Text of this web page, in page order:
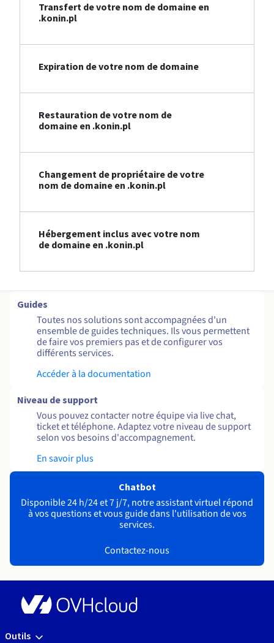
Transfert de votre nom de domaine en
.konin.pl
Expiration de votre nom de domaine
Restauration de votre nom de
domaine en .konin.pl
Changement de propriétaire de votre
nom de domaine en .konin.pl
Hébergement inclus avec votre nom
de domaine en .konin.pl
Guides
Toutes nos solutions sont accompagnées d'un
ensemble de guides techniques. Ils vous permettent
de faire vos premiers pas et de configurer vos
différents services.
Accéder à la documentation
Niveau de support
Vous pouvez contacter notre équipe via live chat,
ticket et téléphone. Adaptez votre niveau de support
selon vos besoins d'accompagnement.
En savoir plus
Chatbot
Disponible 24 h/24 et 7 j/7, notre assistant virtuel répond
à vos questions et vous guide dans l'utilisation de vos
services.
Contactez-nous
Outils